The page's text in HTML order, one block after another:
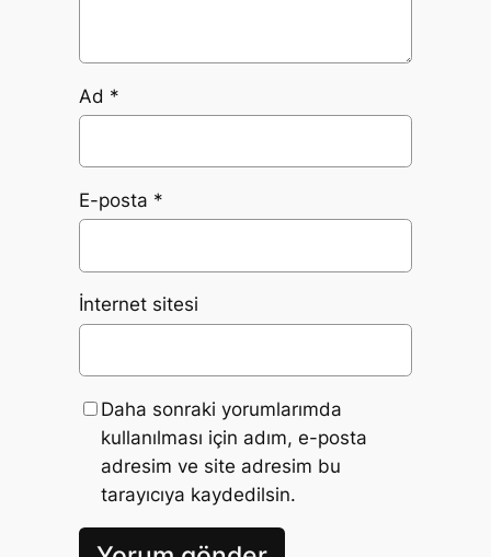
Ad *
E-posta *
İnternet sitesi
Daha sonraki yorumlarımda
kullanılması için adım, e-posta
adresim ve site adresim bu
tarayıcıya kaydedilsin.